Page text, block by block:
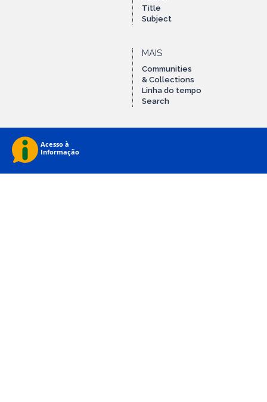
Title
Subject
MAIS
Communities
& Collections
Linha do tempo
Search